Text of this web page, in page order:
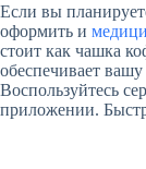
Если вы
оформить и
стоит как чашка
обеспечивает
Воспользуйтесь
приложении.